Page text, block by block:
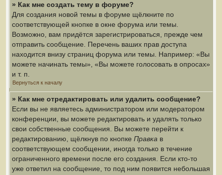
» Как мне создать тему в форуме?
Для создания новой темы в форуме щёлкните по
соответствующей кнопке в окне форума или темы.
Возможно, вам придётся зарегистрироваться, прежде чем
отправить сообщение. Перечень ваших прав доступа
находится внизу страниц форума или темы. Например: «Вы
можете начинать темы», «Вы можете голосовать в опросах»
и т. п.
Вернуться к началу
» Как мне отредактировать или удалить сообщение?
Если вы не являетесь администратором или модератором
конференции, вы можете редактировать и удалять только
свои собственные сообщения. Вы можете перейти к
редактированию, щёлкнув по кнопке Правка в
соответствующем сообщении, иногда только в течение
ограниченного времени после его создания. Если кто-то
уже ответил на сообщение, то под ним появится небольшая